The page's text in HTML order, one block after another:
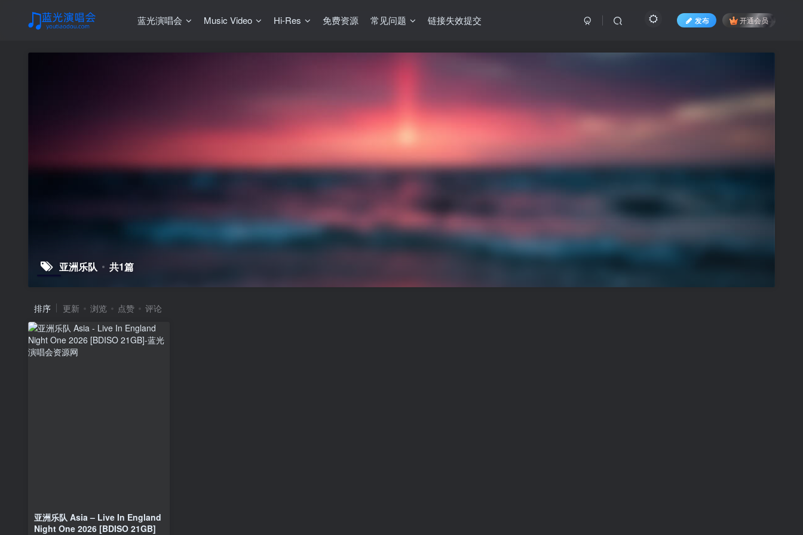
蓝光演唱会 Music Video Hi-Res 免费资源 常见问题 链接失效提交 发布 开通会员
亚洲乐队 共1篇
排序 更新 浏览 点赞 评论
亚洲乐队 Asia – Live In England
Night One 2026 [BDISO 21GB]